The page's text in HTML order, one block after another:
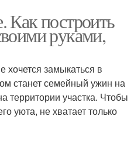
построить
руками,
хочется замыкаться в
станет семейный ужин на
территории участка. Чтобы
уюта, не хватает только